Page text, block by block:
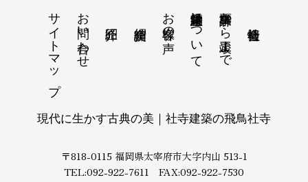
事業計画から竣工まで
納骨堂建築について
お客様の声
お問い合わせ
サイトマップ
現代に生かす古典の美｜社寺建築の飛鳥社寺
〒818-0115 福岡県太宰府市大字内山 513-1
TEL:092-922-7611 FAX:092-922-7530